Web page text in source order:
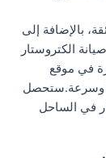
بالإضافة إلى
الكتروستار
في موقع
وسرعة.ستحصل
في الساحل